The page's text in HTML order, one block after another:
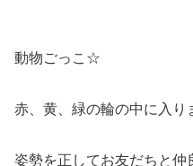
動物ごっこ☆
赤、黄、緑の輪の中に入り
姿勢を正してお友だちと仲